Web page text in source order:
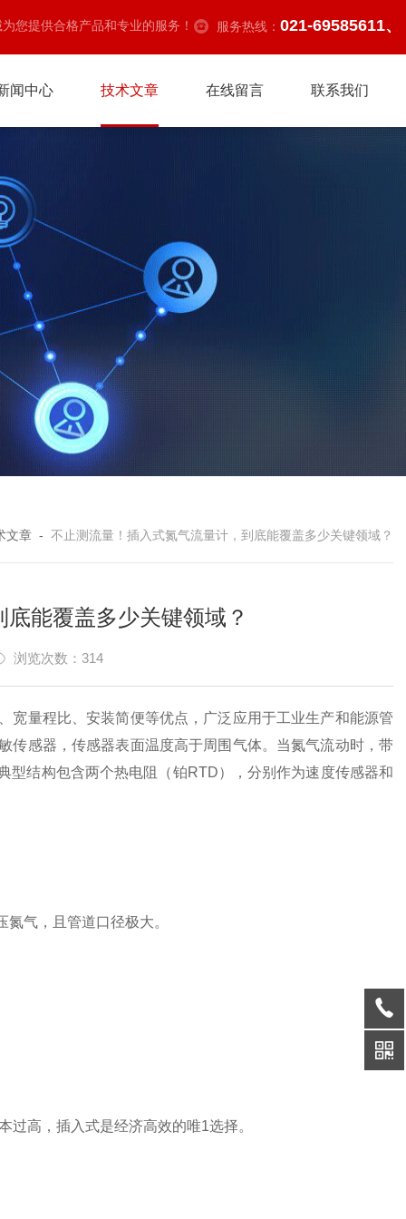
您提供合格产品和专业的服务！ 服务热线： 021-69585611、
闻中心 技术文章 在线留言 联系我们
文章 - 不止测流量！插入式氮气流量计，到底能覆盖多少关键领域？
能覆盖多少关键领域？
浏览次数：314
宽量程比、安装简便等优点，广泛应用于工业生产和能源管
传感器，传感器表面温度高于周围气体。当氮气流动时，带
型结构包含两个热电阻（铂RTD），分别作为速度传感器和
气，且管道口径极大。
高，插入式是经济高效的唯1选择。